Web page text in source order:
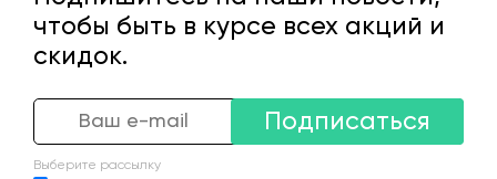
чтобы быть в курсе всех акций и
скидок.
Подписаться
Выберите рассылку